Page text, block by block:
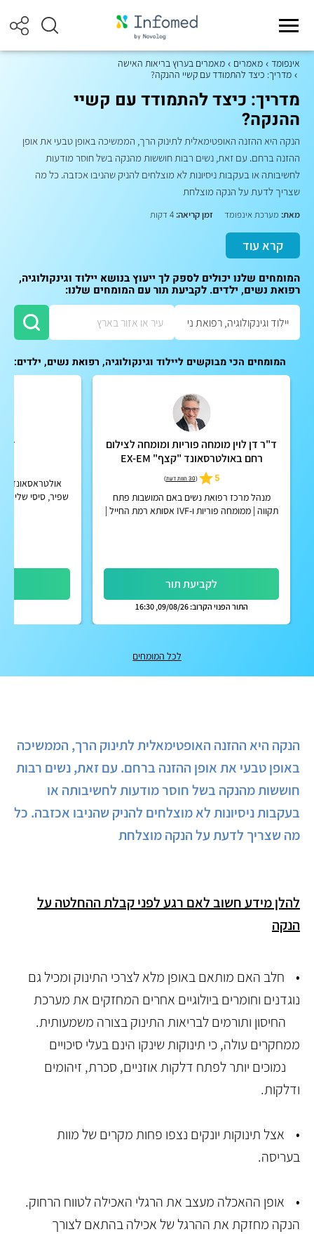
אינפומד מאמרים
מאמרים בערוץ בריאות האישה
מדריך: כיצד להתמודד עם קשיי ההנקה?
מדריך: כיצד להתמודד עם קשיי
ההנקה?
הנקה היא ההזנה האופטימאלית לתינוק הרך, הממשיכה באופן טבעי את אופן
ההזנה ברחם. עם זאת, נשים רבות חוששות מהנקה בשל חוסר מודעות
לחשיבותה או בעקבות ניסיונות לא מוצלחים להניק שהניבו אכזבה. כל מה
שצריך לדעת על הנקה מוצלחת
מאת: מערכת אינפומד זמן קריאה:
קרא עוד
המומחים שלנו יכולים לספק לך ייעוץ בנושא יילוד וגינקולוגיה,
רפואת נשים, ילדים. לקביעת תור עם המומחים שלנו:
המומחים הכי מבוקשים ליילוד וגינקולוגיה, רפואת נשים, ילדים:
ד"ר דן לוין מומחה פוריות ומומחה לצילום
רחם באולטרסאונד "קצף" EX-EM
5
(30 חוות דעת )
מנהל מרכז רפואת נשים באם המושבות פתח
תקווה | ממומחה פוריות ו-IVF אסותא רמת החייל |
לקביעת תור
התור הפנוי הקרוב: 09/08/26, 16:30
אולטראסאונד
שפיר, סיסי שליה,
לכל המומחים
הנקה היא ההזנה האופטימאלית לתינוק הרך, הממשיכה
באופן טבעי את אופן ההזנה ברחם. עם זאת, נשים רבות
חוששות מהנקה בשל חוסר מודעות לחשיבותה או
בעקבות ניסיונות לא מוצלחים להניק שהניבו אכזבה. כל
מה שצריך לדעת על הנקה מוצלחת
להלן מידע חשוב לאם רגע לפני קבלת ההחלטה על
הנקה
• חלב האם מותאם באופן מלא לצרכי התינוק ומכיל גם
נוגדנים וחומרים ביולוגיים אחרים המחזקים את מערכת
החיסון ותורמים לבריאות התינוק בצורה משמעותית.
ממחקרים עולה, כי תינוקות שינקו הינם בעלי סיכויים
נמוכים יותר לפתח דלקות אוזניים, סכרת, זיהומים
ודלקות.
• אצל תינוקות יונקים נצפו פחות מקרים של מוות
בעריסה.
• אופן ההאכלה מעצב את הרגלי האכילה לטווח הרחוק.
הנקה מחזקת את ההרגל של אכילה בהתאם לצורך